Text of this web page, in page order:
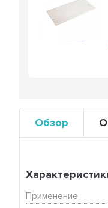
Обзор
Применение